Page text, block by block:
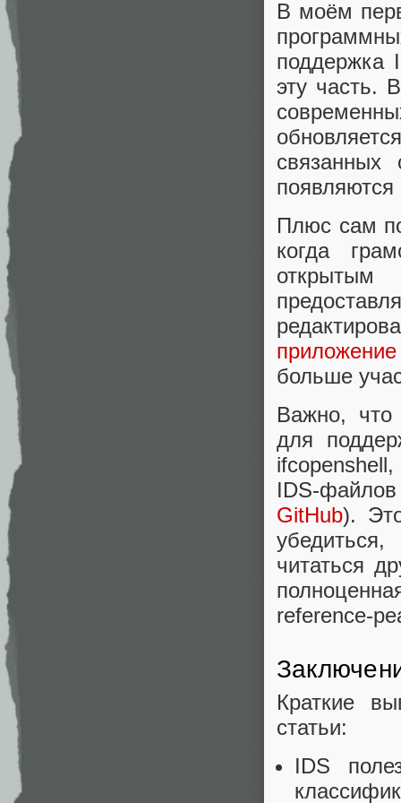
В моём
поддержка
эту часть.
связанных
Плюс сам
когда
больше
Важно, что
для
IDS-файлов
GitHub)​.
читаться
reference-
Краткие
статьи:
IDS